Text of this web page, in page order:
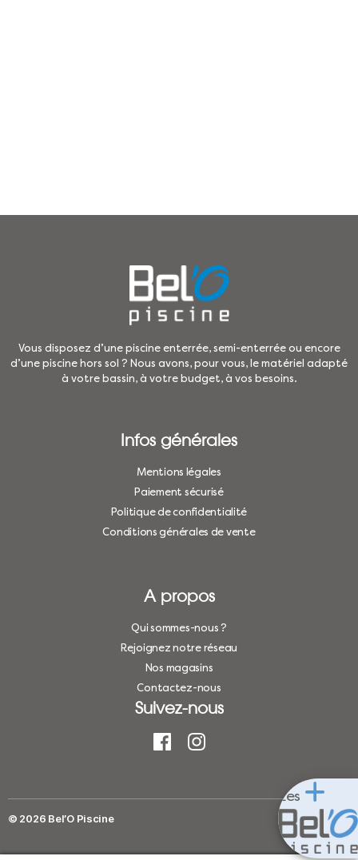
Les
Vous disposez d’une piscine enterrée, semi-enterrée ou encore
d’une piscine hors sol ? Nous avons, pour vous, le matériel adapté
à votre bassin, à votre budget, à vos besoins.
Infos générales
Mentions légales
Paiement sécurisé
Politique de confidentialité
Conditions générales de vente
A propos
Qui sommes-nous ?
Rejoignez notre réseau
Nos magasins
Contactez-nous
Suivez-nous
© 2026 Bel’O Piscine Haut ↑